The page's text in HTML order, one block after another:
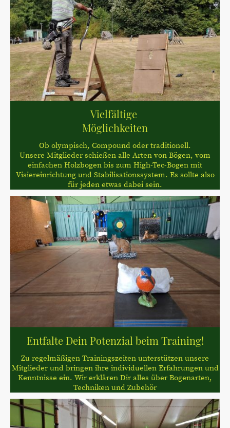
Vielfältige
Möglichkeiten
Ob olympisch, Compound oder traditionell.
Unsere Mitglieder schießen alle Arten von Bögen, vom
einfachen Holzbogen bis zum High-Tec-Bogen mit
Visiereinrichtung und Stabilisationssystem. Es sollte also
für jeden etwas dabei sein.
Entfalte Dein Potenzial beim Training!
Zu regelmäßigen Trainingszeiten unterstützen unsere
Mitglieder und bringen ihre individuellen Erfahrungen und
Kenntnisse ein. Wir erklären Dir alles über Bogenarten,
Techniken und Zubehör